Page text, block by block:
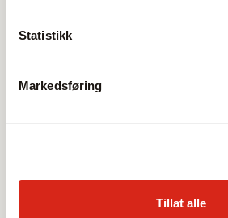
Statistikk
Markedsføring
Tillat alle